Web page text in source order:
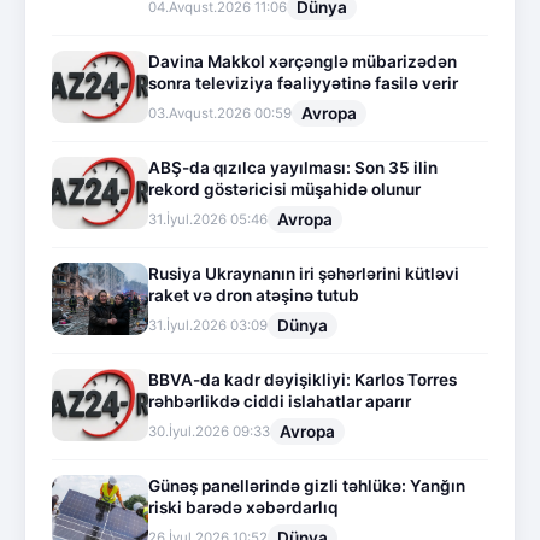
04.Avqust.2026 11:06 Dünya
Davina Makkol xərçənglə mübarizədən
sonra televiziya fəaliyyətinə fasilə verir
03.Avqust.2026 00:59 Avropa
ABŞ-da qızılca yayılması: Son 35 ilin
rekord göstəricisi müşahidə olunur
31.İyul.2026 05:46 Avropa
Rusiya Ukraynanın iri şəhərlərini kütləvi
raket və dron atəşinə tutub
31.İyul.2026 03:09 Dünya
BBVA-da kadr dəyişikliyi: Karlos Torres
rəhbərlikdə ciddi islahatlar aparır
30.İyul.2026 09:33 Avropa
Günəş panellərində gizli təhlükə: Yanğın
riski barədə xəbərdarlıq